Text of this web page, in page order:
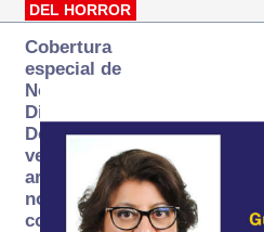
DEL HORROR
Cobertura
especial de
Norte
Digital:
Donde la
verdad
arde… pero
no se
consume